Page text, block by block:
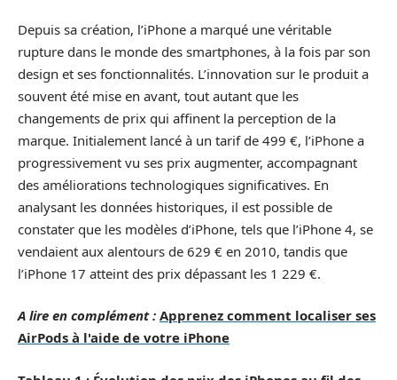
Depuis sa création, l’iPhone a marqué une véritable
rupture dans le monde des smartphones, à la fois par son
design et ses fonctionnalités. L’innovation sur le produit a
souvent été mise en avant, tout autant que les
changements de prix qui affinent la perception de la
marque. Initialement lancé à un tarif de 499 €, l’iPhone a
progressivement vu ses prix augmenter, accompagnant
des améliorations technologiques significatives. En
analysant les données historiques, il est possible de
constater que les modèles d’iPhone, tels que l’iPhone 4, se
vendaient aux alentours de 629 € en 2010, tandis que
l’iPhone 17 atteint des prix dépassant les 1 229 €.
A lire en complément : Apprenez comment localiser ses
AirPods à l'aide de votre iPhone